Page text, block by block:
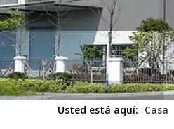
Usted está aquí: Casa